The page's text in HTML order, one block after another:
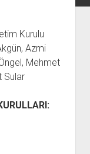
Kurulu
Azmi
Mehmet
Sular